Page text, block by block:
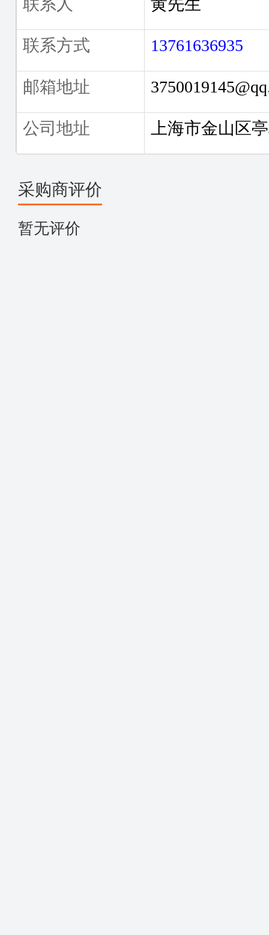
联系方式 13761636935
邮箱地址
公司地址 上海市金山区
采购商评价
暂无评价